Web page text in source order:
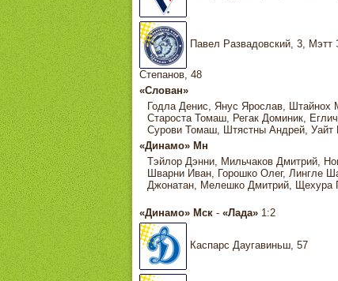
Павел Развадовский, 3,
Степанов, 48
«Слован»
Годла Денис, Янус Ярослав,
Староста Томаш, Регак Доминик,
Сурови Томаш, Штястны Андрей, Уайт
«Динамо» Мн
Тэйлор Дэнни, Мильчаков Дмитрий,
Шварни Иван, Горошко Олег, Лингле
Джонатан, Мелешко Дмитрий, Щехура
«Динамо» Мск- «Лада»1:2
Каспарс Даугавиньш, 57